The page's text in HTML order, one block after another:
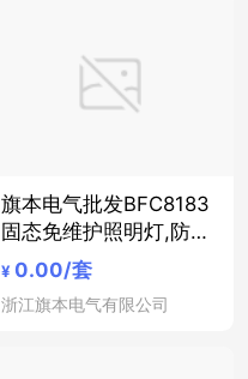
旗本电气批发BFC8183
固态免维护照明灯,防爆
吸顶灯12W
¥ 0.00/套
浙江旗本电气有限公司